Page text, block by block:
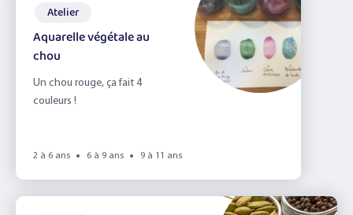
Atelier
Aquarelle végétale au
chou
Un chou rouge, ça fait 4
couleurs !
2 à 6 ans 6 à 9 ans 9 à 11 ans